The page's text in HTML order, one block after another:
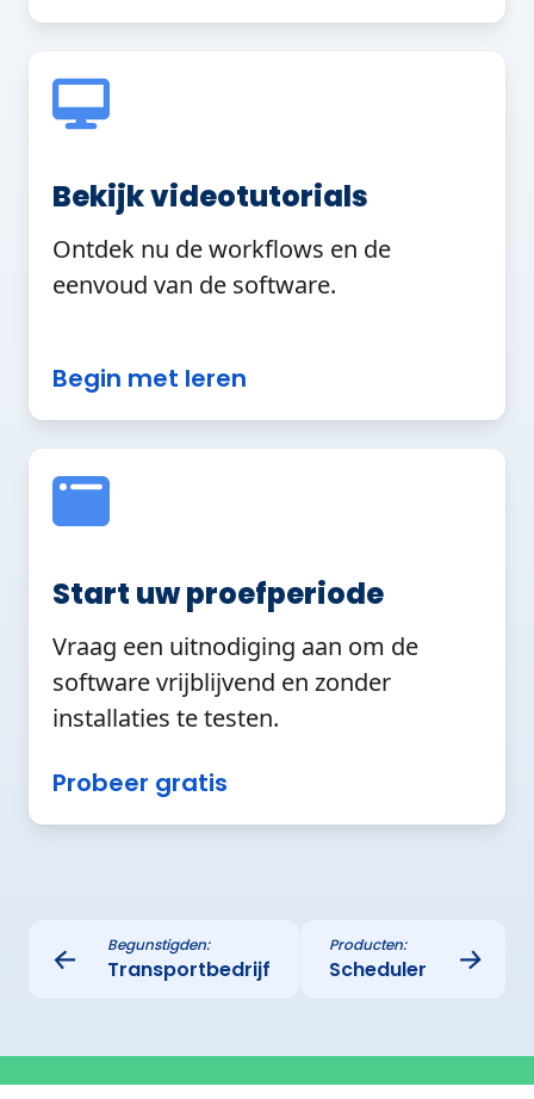
Bekijk videotutorials
Ontdek nu de workflows en de
eenvoud van de software.
Begin met leren
Start uw proefperiode
Vraag een uitnodiging aan om de
software vrijblijvend en zonder
installaties te testen.
Probeer gratis
← Begunstigden:
Transportbedrijf
Producten:
Scheduler →